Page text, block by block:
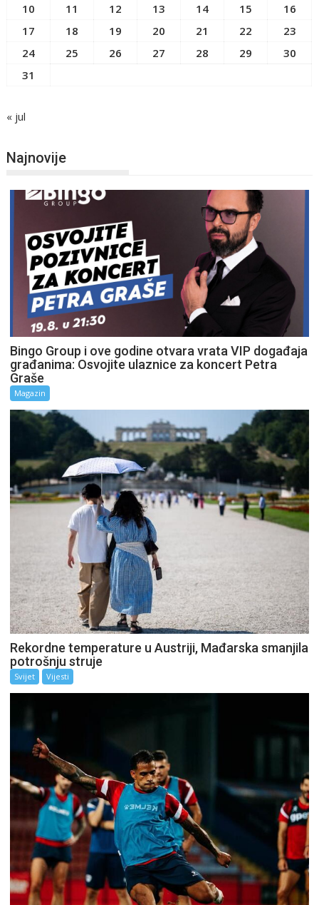
10
11 12 13 14 15
16
17
18 19 20 21 22
23
24
25 26 27 28 29
30
31
« jul
Najnovije
Bingo Group i ove godine otvara vrata VIP događaja
građanima: Osvojite ulaznice za koncert Petra
Graše
Magazin
Rekordne temperature u Austriji, Mađarska smanjila
potrošnju struje
Svijet Vijesti